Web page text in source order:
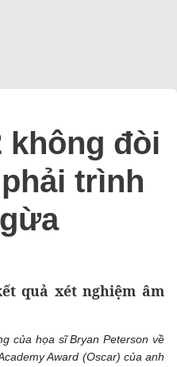
không đòi
trình
quả xét nghiệm âm
của họa sĩ Bryan Peterson về
Award (Oscar) của anh